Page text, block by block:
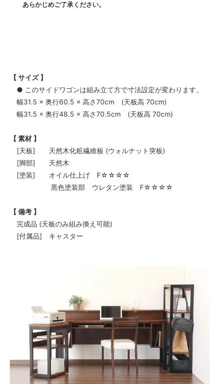
あらかじめご了承ください。
【 サイズ 】
● このサイドワゴンは組み立て方で寸法設定が変わります。
幅31.5 × 奥行60.5 × 高さ70cm (天板高 70cm)
幅31.5 × 奥行48.5 × 高さ70.5cm (天板高 70cm)
【 素材 】
[天板] 天然木化粧繊維板 (ウォルナット突板)
[脚部] 天然木
[塗装] オイル仕上げ F☆☆☆☆
黒色塗装部 ウレタン塗装 F☆☆☆☆
【 備考 】
完成品 (天板のみ組み換え可能)
[付属品] キャスター